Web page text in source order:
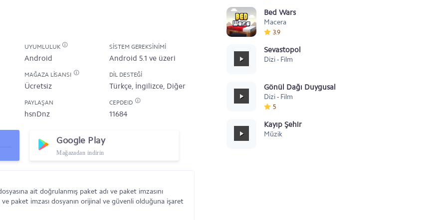
UYUMLULUK
Android
SISTEM GEREKSINIMI
Android 5.1 ve üzeri
MAĞAZA LISANSI
Ücretsiz
DIL DESTEĞI
Türkçe, İngilizce, Diğer
PAYLAŞAN
hsnDnz
CEPDEID
11684
Google Play
Mağazadan indirin
ait doğrulanmış paket adı ve paket imzasını
paket imzası dosyanın orijinal ve güvenli olduğuna işaret
Bed Wars
Macera
3.9
Sevastopol
Dizi - Film
Gönül Dağı Duygusal
Dizi - Film
5
Kayıp Şehir
Müzik